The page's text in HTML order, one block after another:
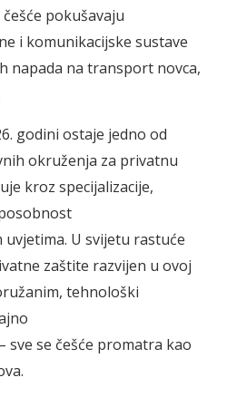
pokušavaju
i komunikacijske sustave
napada na transport novca,
godini ostaje jedno od
okruženja za privatnu
kroz specijalizacije,
U svijetu rastuće
zaštite razvijen u ovoj
tehnološki
sve se češće promatra kao